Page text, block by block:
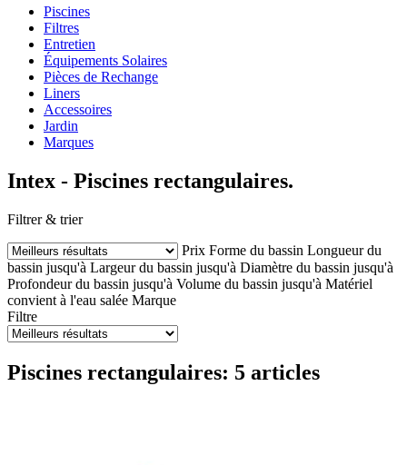
Piscines
Filtres
Entretien
Équipements Solaires
Pièces de Rechange
Liners
Accessoires
Jardin
Marques
Intex - Piscines rectangulaires.
Filtrer & trier
Prix Forme du bassin Longueur du
bassin jusqu'à Largeur du bassin jusqu'à Diamètre du bassin jusqu'à
Profondeur du bassin jusqu'à Volume du bassin jusqu'à Matériel
convient à l'eau salée Marque
Filtre
Piscines rectangulaires: 5 articles